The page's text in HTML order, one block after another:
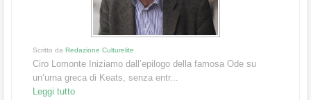
Scritto da Redazione Culturelite
Ciro Lomonte Iniziamo dall’epilogo della famosa Ode su
un’urna greca di Keats, senza entr...
Leggi tutto